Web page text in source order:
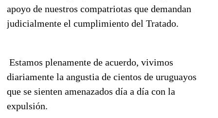
apoyo de nuestros compatriotas que demandan
judicialmente el cumplimiento del Tratado.
Estamos plenamente de acuerdo, vivimos
diariamente la angustia de cientos de uruguayos
que se sienten amenazados día a día con la
expulsión.